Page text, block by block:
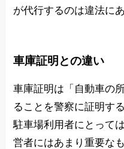
が代行するのは違法に
車庫証明との違い
車庫証明は「自動車の
ることを警察に証明す
駐車場利用者にとって
営者にはあまり重要な